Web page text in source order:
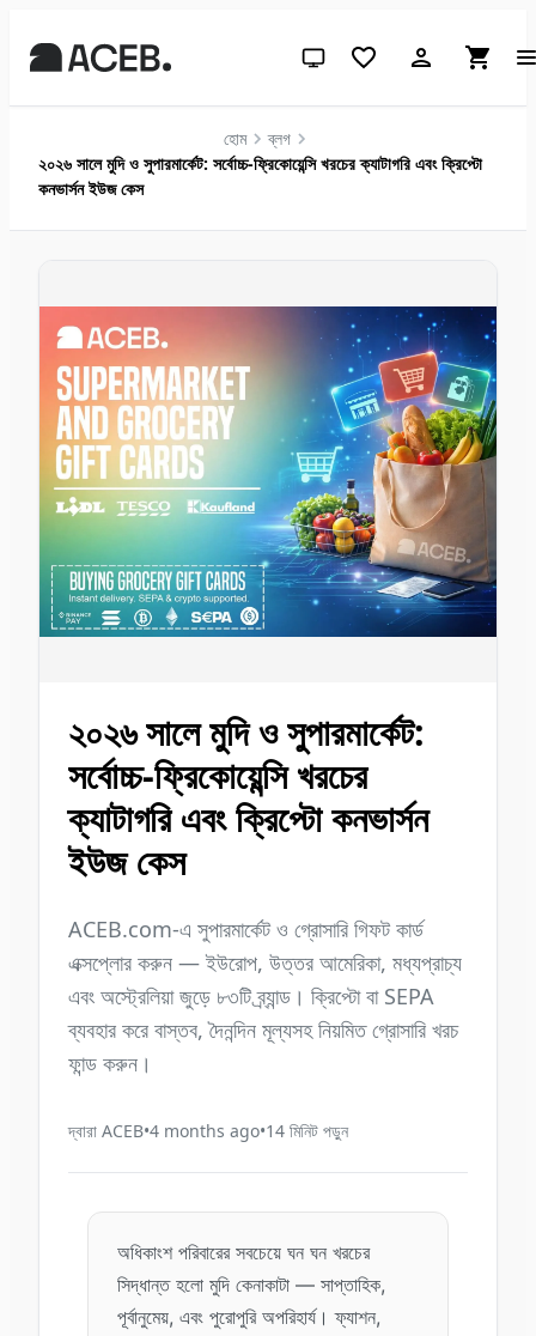
সিস্টেম থিম (লাইটের জন্য ক্লিক করুন)
হোম
ব্লগ
২০২৬ সালে মুদি ও সুপারমার্কেট: সর্বোচ্চ-ফ্রিকোয়েন্সি খরচের ক্যাটাগরি এবং ক্রিপ্টো
কনভার্সন ইউজ কেস
২০২৬ সালে মুদি ও সুপারমার্কেট:
সর্বোচ্চ-ফ্রিকোয়েন্সি খরচের
ক্যাটাগরি এবং ক্রিপ্টো কনভার্সন
ইউজ কেস
ACEB.com-এ সুপারমার্কেট ও গ্রোসারি গিফট কার্ড
এক্সপ্লোর করুন — ইউরোপ, উত্তর আমেরিকা, মধ্যপ্রাচ্য
এবং অস্ট্রেলিয়া জুড়ে ৮৩টি ব্র্যান্ড। ক্রিপ্টো বা SEPA
ব্যবহার করে বাস্তব, দৈনন্দিন মূল্যসহ নিয়মিত গ্রোসারি খরচ
ফান্ড করুন।
দ্বারা ACEB•4 months ago•14 মিনিট পড়ুন
অধিকাংশ পরিবারের সবচেয়ে ঘন ঘন খরচের
সিদ্ধান্ত হলো মুদি কেনাকাটা — সাপ্তাহিক,
পূর্বানুমেয়, এবং পুরোপুরি অপরিহার্য। ফ্যাশন,